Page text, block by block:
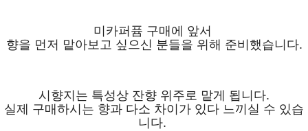
미카퍼퓸 구매에 앞서
향을 먼저 맡아보고 싶으신 분들을 위해 준비했습니다.
시향지는 특성상 잔향 위주로 맡게 됩니다.
실제 구매하시는 향과 다소 차이가 있다 느끼실 수 있습
니다.